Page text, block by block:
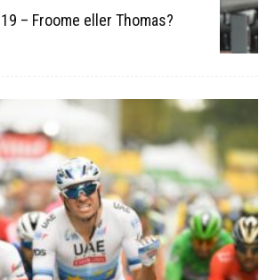
– Froome eller Thomas?